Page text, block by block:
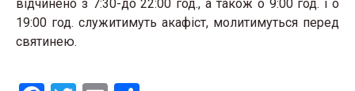
відчинено з 7:30-до 22:00 год., а також о 9:00 год. і о
19:00 год. служитимуть акафіст, молитимуться перед
святинею.